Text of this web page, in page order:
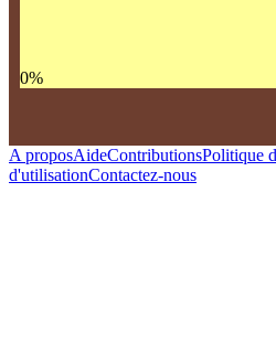
0%
A proposAideContributionsPolitique
d'utilisationContactez-nous